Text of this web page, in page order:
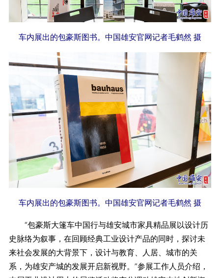
车内展出的包豪斯图书。中国雄安官网记者毛鹤然 摄
车内展出的包豪斯图书。中国雄安官网记者毛鹤然 摄
“包豪斯大篷车中国行与雄安城市家具精品展以设计历
史脉络为叙事，在回顾经典工业设计产品的同时，探讨未
来社会发展的大背景下，设计与教育、人居、城市的关
系，为雄安产城的发展开启新视野。”参展工作人员介绍，